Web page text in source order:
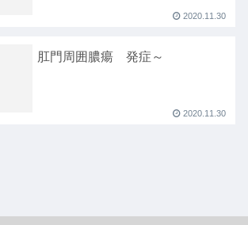
2020.11.30
肛門周囲膿瘍 発症～
2020.11.30